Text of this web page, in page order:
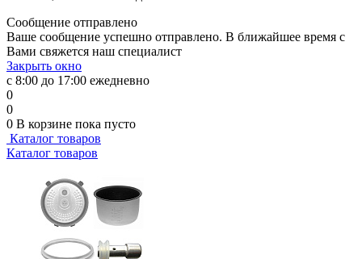
Сообщение отправлено
Ваше сообщение успешно отправлено. В ближайшее время с
Вами свяжется наш специалист
Закрыть окно
с 8:00 до 17:00 ежедневно
0
0
0 В корзине пока пусто
Каталог товаров
Каталог товаров